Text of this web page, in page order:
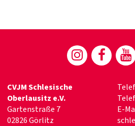
CVJM Schlesische
Oberlausitz e.V.
Gartenstraße 7
02826 Görlitz
E-